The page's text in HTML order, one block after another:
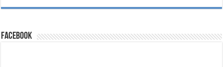
Facebook